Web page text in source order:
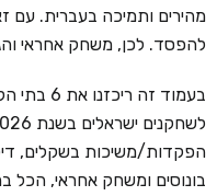
מהירים ותמיכה בעברית. עם
להפסד. לכן, משחק אחראי
בעמוד זה
הפקדות/משיכות בשקלים,
בונוסים ומשחק אחראי, הכל